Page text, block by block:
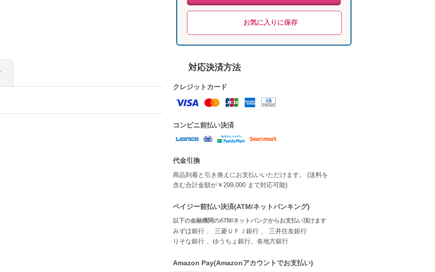
お気に入りに保存
対応決済方法
クレジットカード
コンビニ前払い決済
代金引換
商品到着と引き換えにお支払いいただけます。 (送料を
含む合計金額が￥299,000 まで対応可能)
ペイジー前払い決済(ATM/ネットバンキング)
以下の金融機関のATM/ネットバンクからお支払い頂けます
みずほ銀行 、 三菱ＵＦＪ銀行 、 三井住友銀行
りそな銀行 、ゆうちょ銀行、各地方銀行
Amazon Pay(Amazonアカウントでお支払い)